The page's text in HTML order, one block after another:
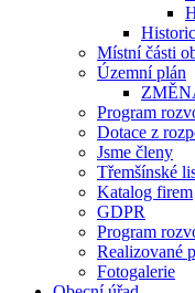
Místní části
Územní plán
Program
Dotace z
Jsme členy
Třemšínské
Katalog firem
GDPR
Program
Realizované
Fotogalerie